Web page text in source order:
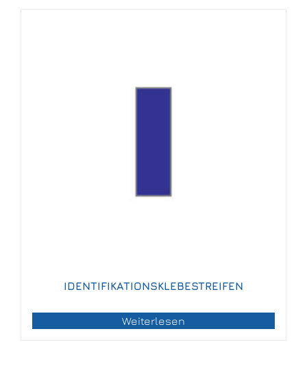
IDENTIFIKATIONSKLEBESTREIFEN
Weiterlesen